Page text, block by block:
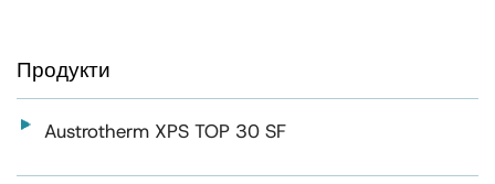
Продукти
Austrotherm XPS TOP 30 SF